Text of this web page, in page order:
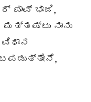
ಪಾವ್ ಭಾಜಿ,
ನಾನು